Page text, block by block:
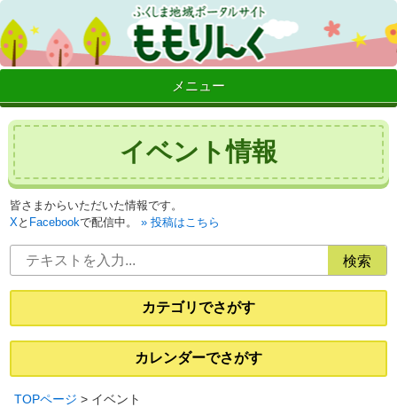
メニュー
イベント情報
皆さまからいただいた情報です。
Xと Facebookで配信中。 投稿はこちら
カテゴリでさがす
カレンダーでさがす
TOPページ > イベント